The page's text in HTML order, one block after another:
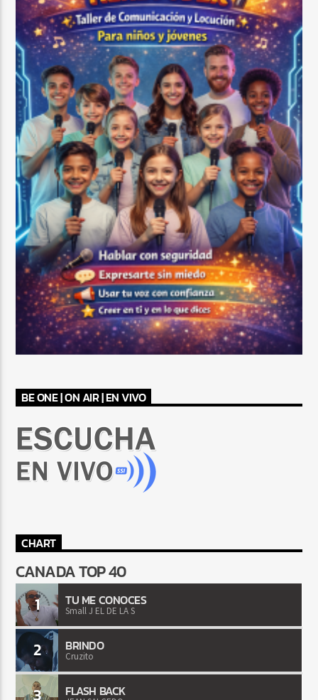
BE ONE | ON AIR | EN VIVO
CHART
CANADA TOP 40
1 TU ME CONOCES
Small J EL DE LA S
2 BRINDO
Cruzito
FLASH BACK